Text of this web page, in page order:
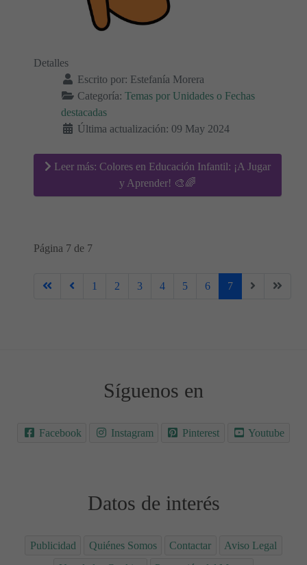
Detalles
Escrito por: Estefanía Morera
Categoría: Temas por Unidades o Fechas
destacadas
Última actualización: 09 May 2024
Leer más: Colores en Educación Infantil: ¡A Jugar
y Aprender! 🎨🌈
Página 7 de 7
1 2 3 4 5 6 7
Síguenos en
Facebook Instagram Pinterest Youtube
Datos de interés
Publicidad Quiénes Somos Contactar
Aviso Legal